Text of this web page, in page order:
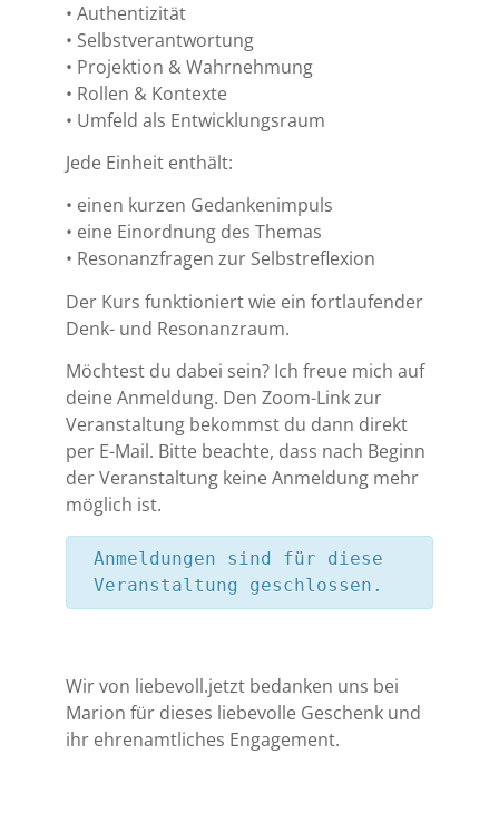
• Authentizität
• Selbstverantwortung
• Projektion & Wahrnehmung
• Rollen & Kontexte
• Umfeld als Entwicklungsraum
Jede Einheit enthält:
• einen kurzen Gedankenimpuls
• eine Einordnung des Themas
• Resonanzfragen zur Selbstreflexion
Der Kurs funktioniert wie ein fortlaufender
Denk- und Resonanzraum.
Möchtest du dabei sein? Ich freue mich auf
deine Anmeldung. Den Zoom-Link zur
Veranstaltung bekommst du dann direkt
per E-Mail. Bitte beachte, dass nach Beginn
der Veranstaltung keine Anmeldung mehr
möglich ist.
Anmeldungen sind für diese
Veranstaltung geschlossen.
Wir von liebevoll.jetzt bedanken uns bei
Marion für dieses liebevolle Geschenk und
ihr ehrenamtliches Engagement.